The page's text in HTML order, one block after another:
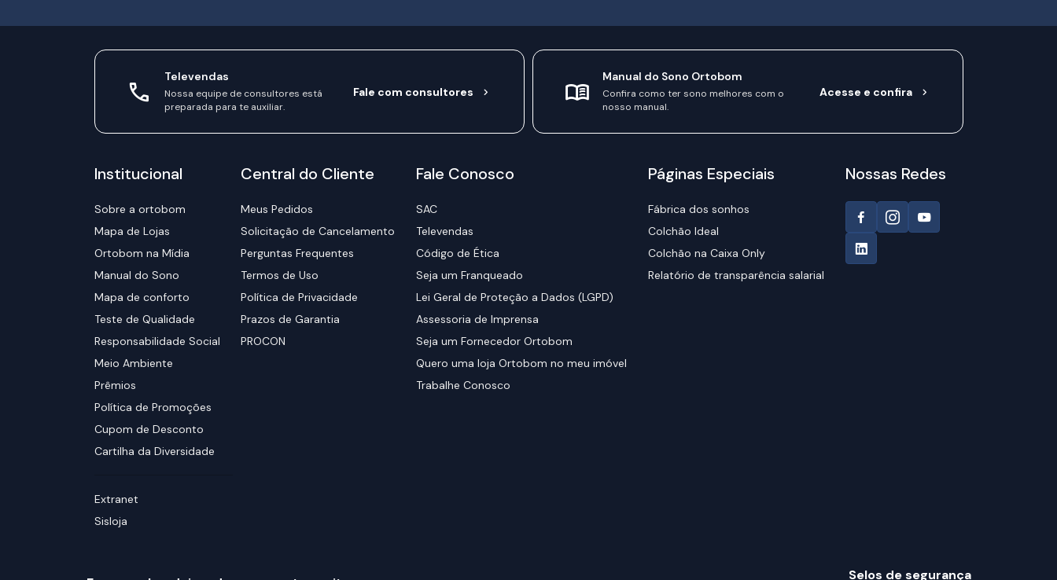
Televendas
Nossa equipe de consultores está
preparada para te auxiliar.
Fale com consultores
Manual do Sono Ortobom
Confira como ter sono melhores com o
nosso manual.
Acesse e confira
Institucional
Sobre a ortobom
Mapa de Lojas
Ortobom na Mídia
Manual do Sono
Mapa de conforto
Teste de Qualidade
Responsabilidade Social
Meio Ambiente
Prêmios
Política de Promoções
Cupom de Desconto
Cartilha da Diversidade
Extranet
Sisloja
Central do Cliente
Meus Pedidos
Solicitação de Cancelamento
Perguntas Frequentes
Termos de Uso
Política de Privacidade
Prazos de Garantia
PROCON
Fale Conosco
SAC
Televendas
Código de Ética
Seja um Franqueado
Lei Geral de Proteção a Dados (LGPD)
Assessoria de Imprensa
Seja um Fornecedor Ortobom
Quero uma loja Ortobom no meu imóvel
Trabalhe Conosco
Páginas Especiais
Fábrica dos sonhos
Colchão Ideal
Colchão na Caixa Only
Relatório de transparência salarial
Nossas Redes
Selos de segurança